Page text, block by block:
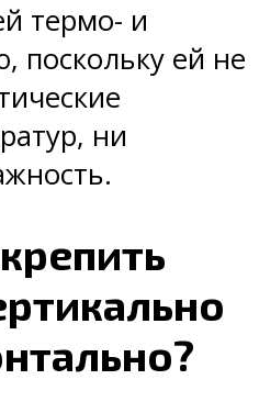
термо- и
поскольку ей не
ни